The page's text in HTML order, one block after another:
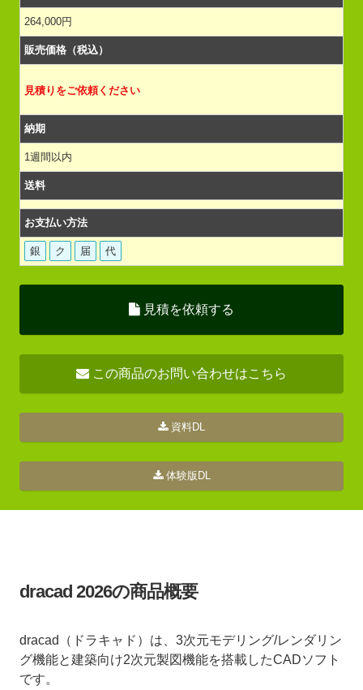
264,000円
販売価格（税込）
見積りをご依頼ください
納期
1週間以内
送料
お支払い方法
銀 ク 届 代
見積を依頼する
この商品のお問い合わせはこちら
資料DL
体験版DL
dracad 2026の商品概要
dracad（ドラキャド）は、3次元モデリング/レンダリン
グ機能と建築向け2次元製図機能を搭載したCADソフト
です。